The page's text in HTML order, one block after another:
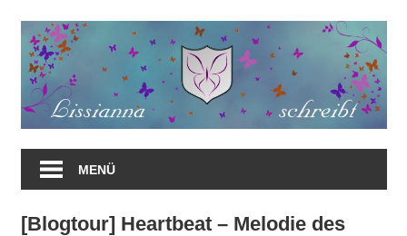
springen
MENÜ
[Blogtour] Heartbeat – Melodie des